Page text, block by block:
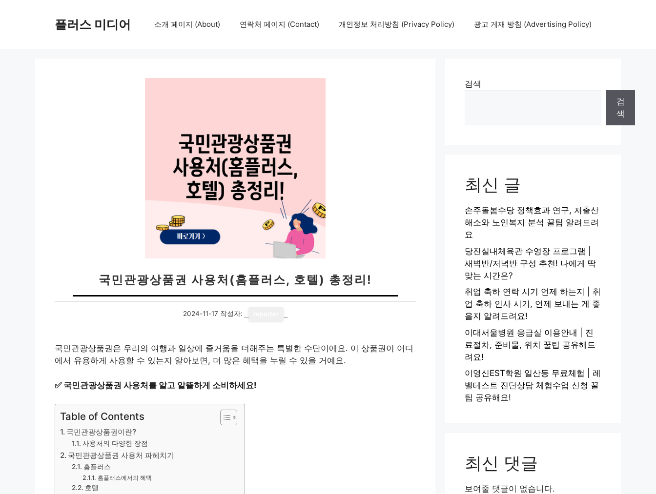
플러스 미디어 소개 페이지 (About) 연락처 페이지 (Contact) 개인정보 처리방침 (Privacy Policy) 광고 게재 방침 (Advertising Policy)
국민관광상품권 사용처(홈플러스, 호텔) 총정리!
2024-11-17 작성자:
국민관광상품권은 우리의 여행과 일상에 즐거움을 더해주는 특별한 수단이에요. 이 상품권이 어디
에서 유용하게 사용할 수 있는지 알아보면, 더 많은 혜택을 누릴 수 있을 거예요.
✅ 국민관광상품권 사용처를 알고 알뜰하게 소비하세요!
Table of Contents
국민관광상품권이란?
사용처의 다양한 장점
국민관광상품권 사용처 파헤치기
홈플러스
홈플러스에서의 혜택
호텔
검색
검
색
최신 글
손주돌봄수당 정책효과 연구, 저출산
해소와 노인복지 분석 꿀팁 알려드려
요
당진실내체육관 수영장 프로그램 |
새벽반/저녁반 구성 추천! 나에게 딱
맞는 시간은?
취업 축하 연락 시기 언제 하는지 | 취
업 축하 인사 시기, 언제 보내는 게 좋
을지 알려드려요!
이대서울병원 응급실 이용안내 | 진
료절차, 준비물, 위치 꿀팁 공유해드
려요!
이영신EST학원 일산동 무료체험 | 레
벨테스트 진단상담 체험수업 신청 꿀
팁 공유해요!
최신 댓글
보여줄 댓글이 없습니다.